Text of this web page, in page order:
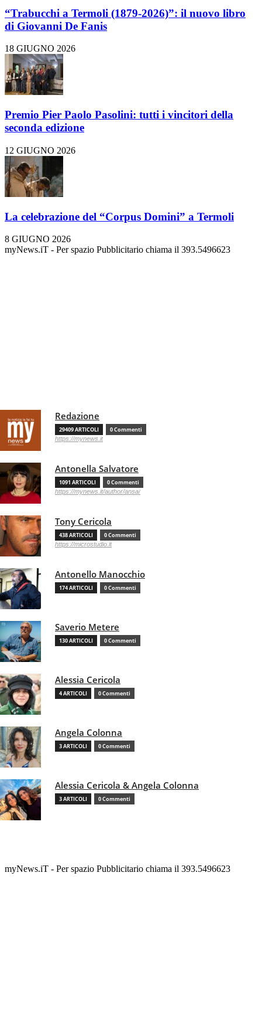
“Trabucchi a Termoli (1879-2026)”: il nuovo libro
di Giovanni De Fanis
18 GIUGNO 2026
Premio Pier Paolo Pasolini: tutti i vincitori della
seconda edizione
12 GIUGNO 2026
La celebrazione del “Corpus Domini” a Termoli
8 GIUGNO 2026
myNews.iT - Per spazio Pubblicitario chiama il 393.5496623
Redazione
29409 ARTICOLI 0 Commenti
https://mynews.it
Antonella Salvatore
1091 ARTICOLI 0 Commenti
https://mynews.it/author/ansa/
Tony Cericola
438 ARTICOLI 0 Commenti
https://microstudio.it
Antonello Manocchio
174 ARTICOLI 0 Commenti
Saverio Metere
130 ARTICOLI 0 Commenti
Alessia Cericola
4 ARTICOLI 0 Commenti
Angela Colonna
3 ARTICOLI 0 Commenti
Alessia Cericola & Angela Colonna
3 ARTICOLI 0 Commenti
myNews.iT - Per spazio Pubblicitario chiama il 393.5496623